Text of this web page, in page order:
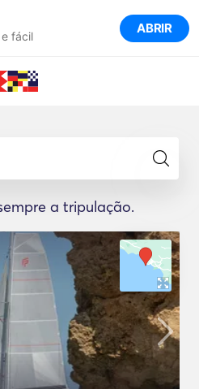
fácil ABRIR
a tripulação.